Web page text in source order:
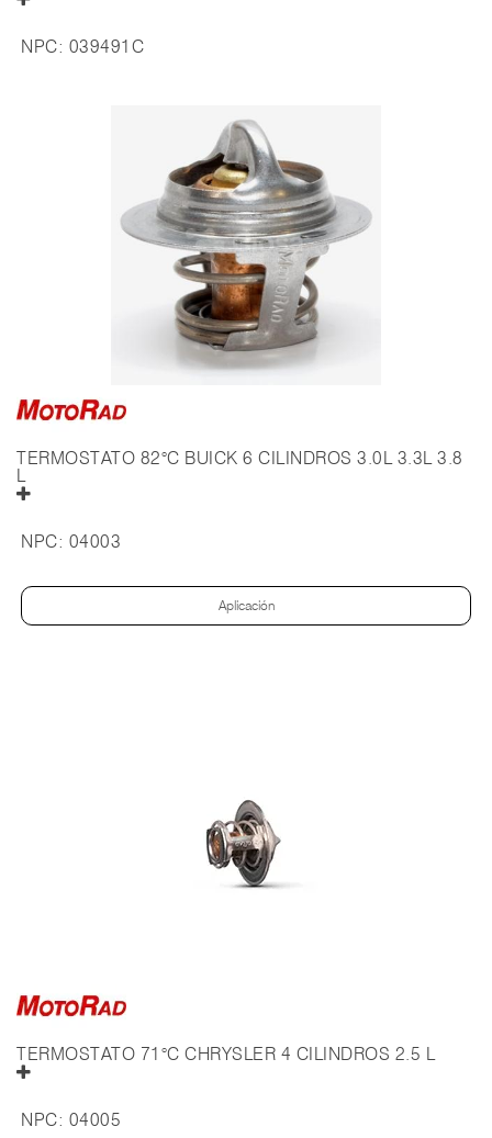
NPC: 039491C
TERMOSTATO 82°C BUICK 6 CILINDROS 3.0L 3.3L 3.8
L
NPC: 04003
Aplicación
TERMOSTATO 71°C CHRYSLER 4 CILINDROS 2.5 L
NPC: 04005